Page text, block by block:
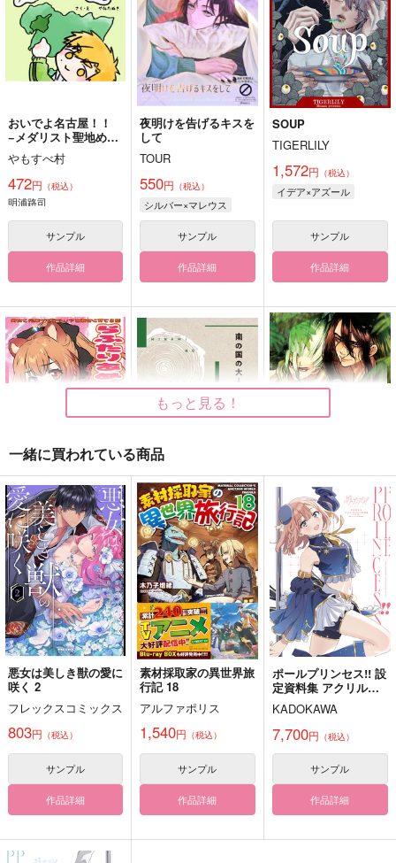
おいでよ名古屋！！
−メダリスト聖地めぐ
り−
やもすべ村
472円 （税込）
明浦路司
サンプル
作品詳細
夜明けを告げるキスを
して
TOUR
550円 （税込）
シルバー×マレウス
サンプル
作品詳細
SOUP
TIGERLILY
1,572円 （税込）
イデア×アズール
サンプル
作品詳細
らふたりあめーかー！
壱
南乃もふもふ狂
944円（税込）
岩谷尚文
サンプル
作品詳細
南の国の大人たち
かささぎの
1,100円（税込）
レノックス×フィガロ
サンプル
作品詳細
南の鳥に伝えて欲しい
羽鳥の巣
1,572円（税込）
獅子王司×石神千空
サンプル
作品詳細
もっと見る！
一緒に買われている商品
悪女は美しき獣の愛に
咲く 2
フレックスコミックス
803円 （税込）
サンプル
作品詳細
素材採取家の異世界旅
行記 18
アルファポリス
1,540円 （税込）
サンプル
作品詳細
ポールプリンセス!! 設
定資料集 アクリルペ
ンライトスタンド付き
限定版 ヒナノ ver.
KADOKAWA
7,700円 （税込）
サンプル
作品詳細